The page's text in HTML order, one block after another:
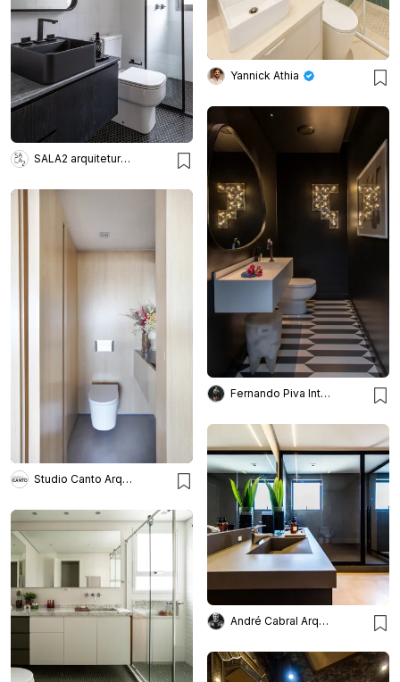
Yannick Athia
SALA2 arquitetura e design
Fernando Piva Interiores
Studio Canto Arquitetura
André Cabral Arquitetura